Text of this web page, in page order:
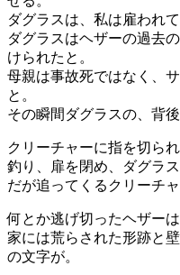
ダグラスは、私は雇われ
ダグラスはヘザーの過去
けられたと。
母親は事故死ではなく、
と。
その瞬間ダグラスの、背
クリーチャーに指を切ら
釣り、扉を閉め、ダグラ
だが追ってくるクリーチ
何とか逃げ切ったヘザー
家には荒らされた形跡と
の文字が。